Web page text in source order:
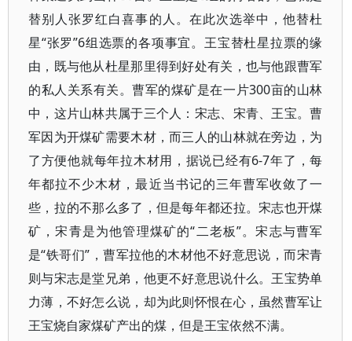
替别人张罗红白喜事的人。在此次选举中，他替杜
星“张罗”6组选票的各项事宜。王宝替杜星拉票的缘
由，既与他从杜星那里得到好处有关，也与他跟曹军
的私人关系有关。曹军的煤矿是在一片300亩的山林
中，这片山林共属于三个人：宋志、宋青、王宝。曹
军因为开煤矿需要木材，而三人的山林就在旁边，为
了方便他就每年拉木材用，据说已经有6-7年了，每
年都拉不少木材，最近当书记的三年曹军收敛了一
些，拉的不那么多了，但是每年都还拉。宋志也开煤
矿，宋青是为他管理煤矿的“二老板”。宋志与曹军
是“铁哥们”，曹军拉他的木材他不好意思说，而宋青
则与宋志是堂兄弟，他更不好意思说什么。王宝势单
力薄，不好怎么说，却为此则怀恨在心，虽然曹军让
王宝烧自家煤矿产出的煤，但是王宝依然不满。